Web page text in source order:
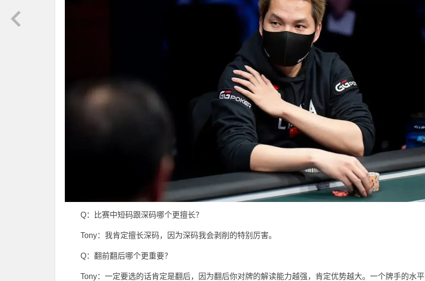
Q：比赛中短码跟深码哪个更擅长？
Tony：我肯定擅长深码，因为深码我会剥削的特别厉害。
Q：翻前翻后哪个更重要？
Tony：一定要选的话肯定是翻后，因为翻后你对牌的解读能力越强，肯定优势越大。一个牌手的水平